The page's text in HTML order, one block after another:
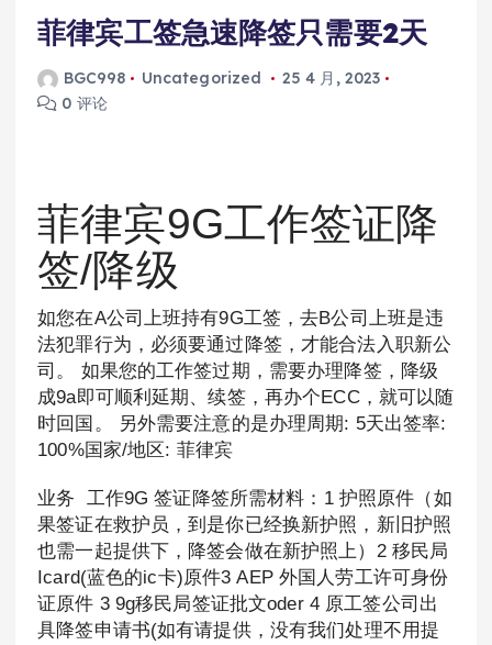
菲律宾工签急速降签只需要2天
BGC998 Uncategorized
25 4 月, 2023
0 评论
菲律宾9G工作签证降
签/降级
如您在A公司上班持有9G工签，去B公司上班是违
法犯罪行为，必须要通过降签，才能合法入职新公
司。 如果您的工作签过期，需要办理降签，降级
成9a即可顺利延期、续签，再办个ECC，就可以随
时回国。 另外需要注意的是办理周期: 5天出签率:
100%国家/地区: 菲律宾
业务 工作9G 签证降签所需材料：1 护照原件（如
果签证在救护员，到是你已经换新护照，新旧护照
也需一起提供下，降签会做在新护照上）2 移民局
Icard(蓝色的ic卡)原件3 AEP 外国人劳工许可身份
证原件 3 9g移民局签证批文oder 4 原工签公司出
具降签申请书(如有请提供，没有我们处理不用提